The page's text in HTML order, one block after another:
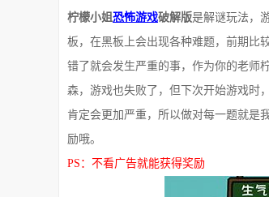
柠檬小姐恐怖游戏破解版是解谜玩法，
板，在黑板上会出现各种难题，前期比
错了就会发生严重的事，作为你的老师
森，游戏也失败了，但下次开始游戏时
肯定会更加严重，所以做对每一题就是
励哦。
PS：不看广告就能获得奖励